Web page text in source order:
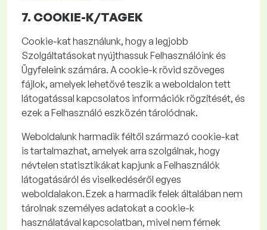
7. COOKIE-K/TAGEK
Cookie-kathasználunk, hogy a legjobb
Szolgáltatásokat nyújthassuk Felhasználóink és
Ügyfeleink számára. Acookie-k rövid szöveges
fájlok, amelyek lehetővé teszik a weboldalon tett
látogatással kapcsolatos információk rögzítését, és
ezek a Felhasználó eszközén tárolódnak.
Weboldalunk harmadik féltől származó cookie-kat
is tartalmazhat, amelyek arra szolgálnak, hogy
névtelen statisztikákat kapjunk a Felhasználók
látogatásáról és viselkedéséről egyes
weboldalakon. Ezek a harmadik felek általában nem
tárolnak személyes adatokat a cookie-k
használatával kapcsolatban, mivel nem férnek